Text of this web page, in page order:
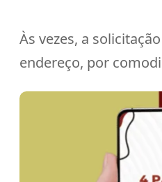
Às vezes, a
endereço, por